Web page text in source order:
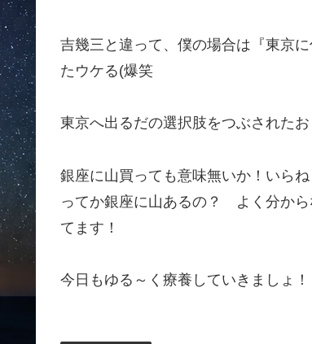
吉幾三と違って、僕の場合は『東京
たウケる(爆笑
東京へ出るだの選択肢をつぶされた
銀座に山買っても意味無いか！いらね
ってか銀座に山あるの？ よく分から
てます！
今日もゆる～く療養していきましょ